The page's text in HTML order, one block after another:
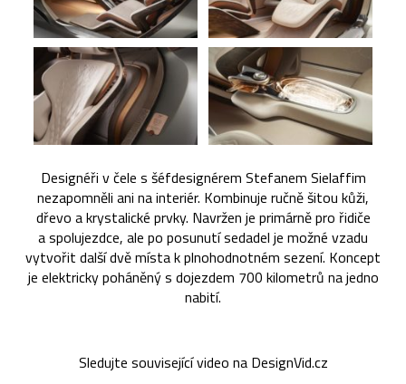
Designéři v čele s šéfdesignérem Stefanem Sielaffim
nezapomněli ani na interiér. Kombinuje ručně šitou kůži,
dřevo a krystalické prvky. Navržen je primárně pro řidiče
a spolujezdce, ale po posunutí sedadel je možné vzadu
vytvořit další dvě místa k plnohodnotném sezení. Koncept
je elektricky poháněný s dojezdem 700 kilometrů na jedno
nabití.
Sledujte související video na DesignVid.cz